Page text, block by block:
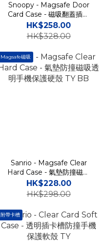
Snoopy - Magsafe Door
Card Case - 磁吸翻蓋插卡
槽防撞手機雙層保護殼 TY
HK$258.00
HK$328.00
Magsafe磁吸
Sanrio - Magsafe Clear
Hard Case - 氣墊防撞磁吸
透明手機保護硬殼 TY BB
HK$228.00
HK$298.00
附帶卡槽